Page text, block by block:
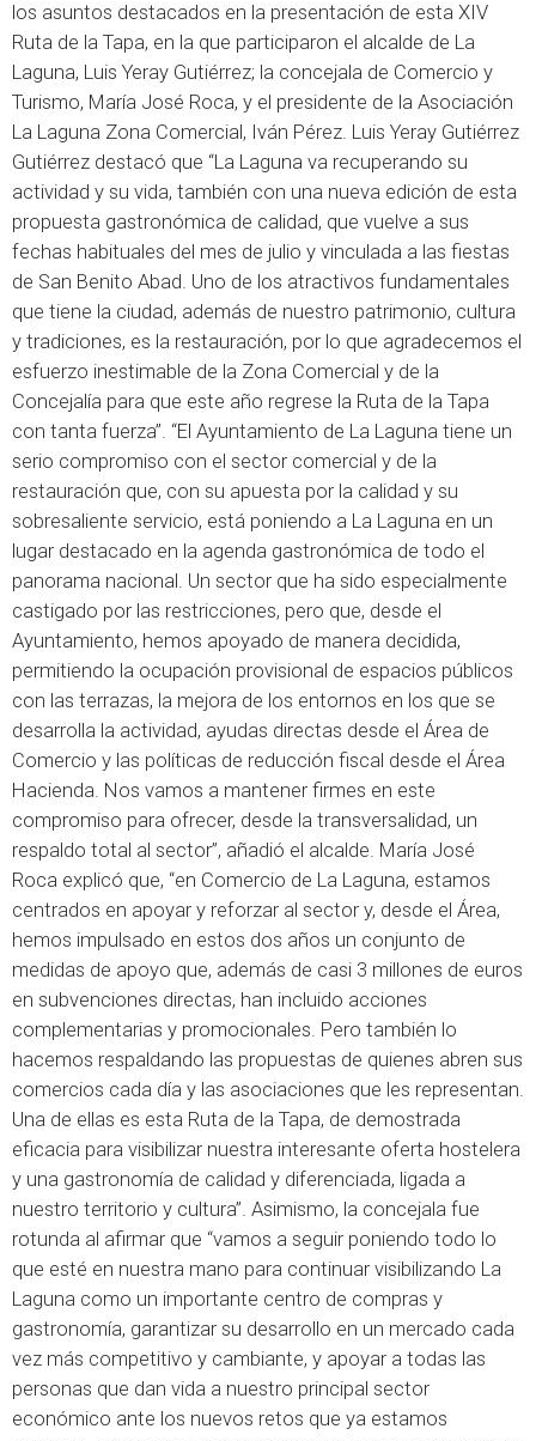
los asuntos destacados en la presentación de esta XIV
Ruta de la Tapa, en la que participaron el alcalde de La
Laguna, Luis Yeray Gutiérrez; la concejala de Comercio y
Turismo, María José Roca, y el presidente de la Asociación
La Laguna Zona Comercial, Iván Pérez. Luis Yeray Gutiérrez
Gutiérrez destacó que “La Laguna va recuperando su
actividad y su vida, también con una nueva edición de esta
propuesta gastronómica de calidad, que vuelve a sus
fechas habituales del mes de julio y vinculada a las fiestas
de San Benito Abad. Uno de los atractivos fundamentales
que tiene la ciudad, además de nuestro patrimonio, cultura
y tradiciones, es la restauración, por lo que agradecemos el
esfuerzo inestimable de la Zona Comercial y de la
Concejalía para que este año regrese la Ruta de la Tapa
con tanta fuerza”. “El Ayuntamiento de La Laguna tiene un
serio compromiso con el sector comercial y de la
restauración que, con su apuesta por la calidad y su
sobresaliente servicio, está poniendo a La Laguna en un
lugar destacado en la agenda gastronómica de todo el
panorama nacional. Un sector que ha sido especialmente
castigado por las restricciones, pero que, desde el
Ayuntamiento, hemos apoyado de manera decidida,
permitiendo la ocupación provisional de espacios públicos
con las terrazas, la mejora de los entornos en los que se
desarrolla la actividad, ayudas directas desde el Área de
Comercio y las políticas de reducción fiscal desde el Área
Hacienda. Nos vamos a mantener firmes en este
compromiso para ofrecer, desde la transversalidad, un
respaldo total al sector”, añadió el alcalde. María José
Roca explicó que, “en Comercio de La Laguna, estamos
centrados en apoyar y reforzar al sector y, desde el Área,
hemos impulsado en estos dos años un conjunto de
medidas de apoyo que, además de casi 3 millones de euros
en subvenciones directas, han incluido acciones
complementarias y promocionales. Pero también lo
hacemos respaldando las propuestas de quienes abren sus
comercios cada día y las asociaciones que les representan.
Una de ellas es esta Ruta de la Tapa, de demostrada
eficacia para visibilizar nuestra interesante oferta hostelera
y una gastronomía de calidad y diferenciada, ligada a
nuestro territorio y cultura”. Asimismo, la concejala fue
rotunda al afirmar que “vamos a seguir poniendo todo lo
que esté en nuestra mano para continuar visibilizando La
Laguna como un importante centro de compras y
gastronomía, garantizar su desarrollo en un mercado cada
vez más competitivo y cambiante, y apoyar a todas las
personas que dan vida a nuestro principal sector
económico ante los nuevos retos que ya estamos